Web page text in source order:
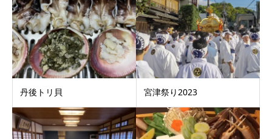
丹後トリ貝 宮津祭り2023